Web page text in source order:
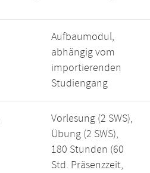
Aufbaumodul,
abhängig vom
importierenden
Studiengang
Vorlesung (2 SWS),
Übung (2 SWS),
180 Stunden (60
Std. Präsenzzeit,